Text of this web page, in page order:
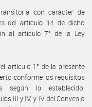
con carácter de
del artículo 14 de dicho
al artículo 7° de la Ley
artículo 1° de la presente
conforme los requisitos
según lo establecido,
III y IV, y IV del Convenio